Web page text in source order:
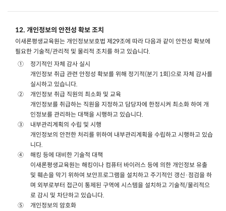
12. 개인정보의 안전성 확보 조치
이새론평생교육원는 개인정보보호법 제29조에 따라 다음과 같이 안전성 확보에
필요한 기술적/관리적 및 물리적 조치를 하고 있습니다.
정기적인 자체 감사 실시
개인정보 취급 관련 안정성 확보를 위해 정기적(분기 1회)으로 자체 감사를
실시하고 있습니다.
개인정보 취급 직원의 최소화 및 교육
개인정보를 취급하는 직원을 지정하고 담당자에 한정시켜 최소화 하여 개
인정보를 관리하는 대책을 시행하고 있습니다.
내부관리계획의 수립 및 시행
개인정보의 안전한 처리를 위하여 내부관리계획을 수립하고 시행하고 있습
니다.
해킹 등에 대비한 기술적 대책
이새론평생교육원는 해킹이나 컴퓨터 바이러스 등에 의한 개인정보 유출
및 훼손을 막기 위하여 보안프로그램을 설치하고 주기적인 갱신·점검을 하
며 외부로부터 접근이 통제된 구역에 시스템을 설치하고 기술적/물리적으
로 감시 및 차단하고 있습니다.
개인정보의 암호화